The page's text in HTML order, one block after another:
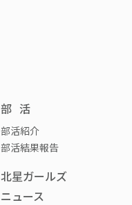
部活
部活紹介
部活結果報告
北星ガールズ
ニュース